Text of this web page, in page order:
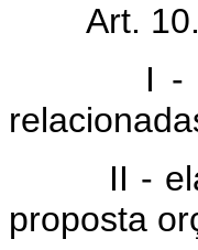
Art. 10.
I -
II -
proposta